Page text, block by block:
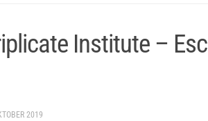
Institute –
2019